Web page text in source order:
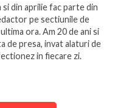
din aprilie fac parte din
pe sectiunile de
ora. Am 20 de ani si
de presa, invat alaturi de
in fiecare zi.